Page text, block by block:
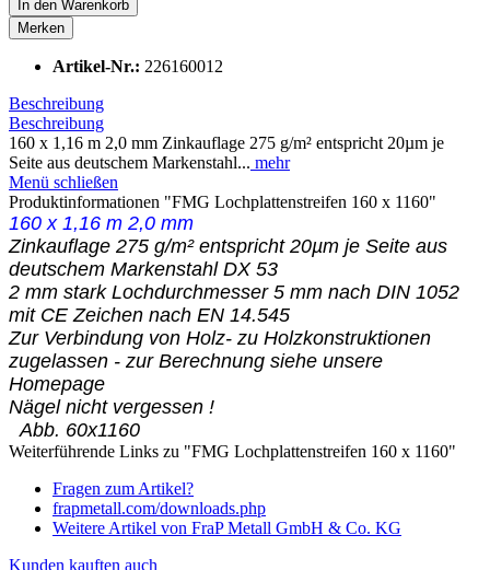
In den Warenkorb
Merken
Artikel-Nr.: 226160012
Beschreibung
Beschreibung
160 x 1,16 m 2,0 mm Zinkauflage 275 g/m² entspricht 20µm je
Seite aus deutschem Markenstahl... mehr
Menü schließen
Produktinformationen "FMG Lochplattenstreifen 160 x 1160"
160 x 1,16 m 2,0 mm
Zinkauflage 275 g/m² entspricht 20µm je Seite aus
deutschem Markenstahl DX 53
2 mm stark Lochdurchmesser 5 mm nach DIN 1052
mit CE Zeichen nach EN 14.545
Zur Verbindung von Holz- zu Holzkonstruktionen
zugelassen - zur Berechnung siehe unsere
Homepage
Nägel nicht vergessen !
Abb. 60x1160
Weiterführende Links zu "FMG Lochplattenstreifen 160 x 1160"
Fragen zum Artikel?
frapmetall.com/downloads.php
Weitere Artikel von FraP Metall GmbH & Co. KG
Kunden kauften auch